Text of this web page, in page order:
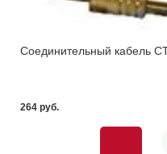
Соединительный кабель
264 pуб.